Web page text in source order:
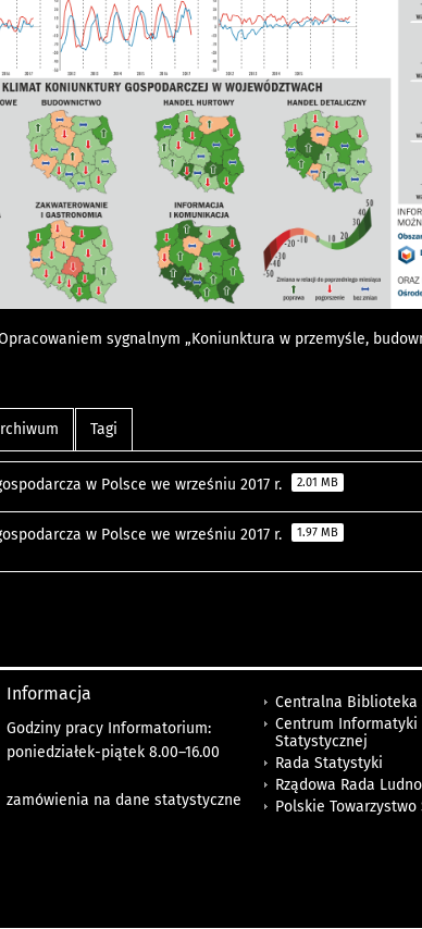
sygnalnym „Koniunktura w przemyśle,
Tagi
w Polsce we wrześniu 2017 r. 2.01 MB
w Polsce we wrześniu 2017 r. 1.97 MB
Informacja
Godziny pracy Informatorium:
poniedziałek-piątek 8.00–16.00
zamówienia na dane statystyczne
Centralna Biblioteka
Centrum Informatyki
Statystycznej
Rada Statystyki
Rządowa Rada
Polskie